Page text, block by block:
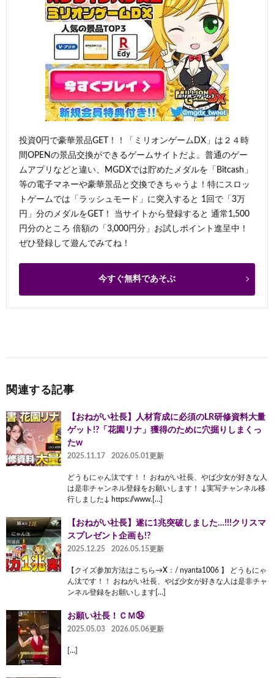
投資0円で豪華景品GET！！「ミリオンゲームDX」は２４時
間OPENの景品交換ができるゲームサイトだよ。普通のゲー
ムアプリなどと違い、MGDXでは貯めたメダルを「Bitcash」
等の電子マネーや豪華景品と交換できちゃうよ！特にスロッ
トゲームでは「ラッシュモード」に突入すると 1回で「3万
円」分のメダルをGET！ 当サイトから登録すると 通常1,500
円分のところ 倍額の「3,000円分」お試しポイント進呈中！
ぜひ登録して遊んでみてね！
今すぐ無料であそぶ
関連する記事
【おねがい社長】人材育成に必須のLR研修資料大量
ゲット!?「花園リナ」獲得のために穴掘りしまくっ
たw
2025.11.17 2026.05.01更新
どうもにゃん汰です！！ おねがい社長、やば少女が好きな人
は是非チャンネル登録をお願いします！ ↓実写チャンネル移
行しました↓ https://www.[…]
【おねがい社長】遂に1兆突破しました…!!!クリスマ
スプレゼント企画も!?
2025.12.25 2026.05.15更新
【クイズ参加方法はこちら→X：/ nyanta1006 】 どうもにゃ
ん汰です！！ おねがい社長、やば少女が好きな人は是非チャ
ンネル登録をお願いします[…]
お願い社長！ＣＭ㉞
2025.05.03 2026.05.06更新
[…]